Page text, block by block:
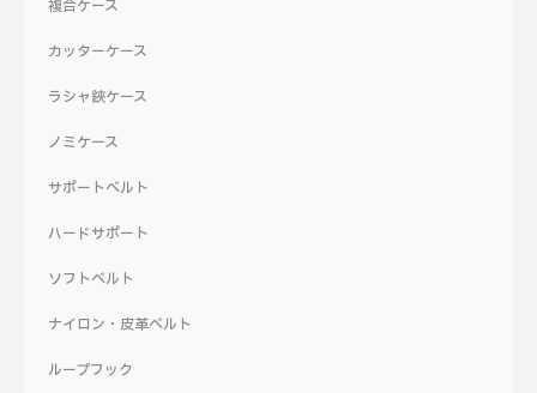
複合ケース
カッターケース
ラシャ鋏ケース
ノミケース
サポートベルト
ハードサポート
ソフトベルト
ナイロン・皮革ベルト
ループフック